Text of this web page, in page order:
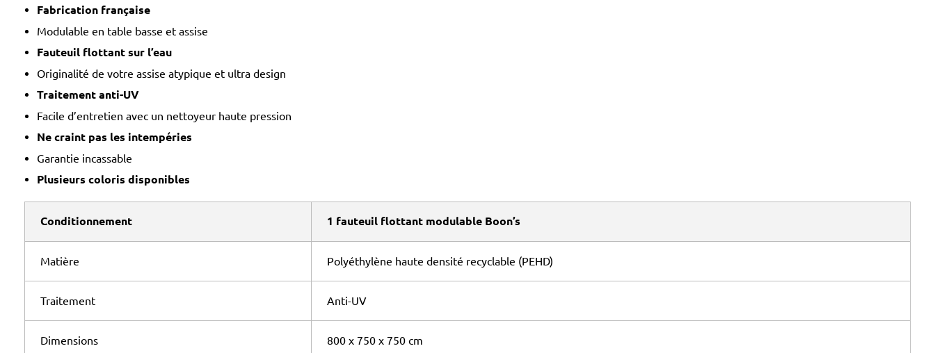
Fabrication française
Modulable en table basse et assise
Fauteuil flottant sur l’eau
Originalité de votre assise atypique et ultra design
Traitement anti-UV
Facile d’entretien avec un nettoyeur haute pression
Ne craint pas les intempéries
Garantie incassable
Plusieurs coloris disponibles
Conditionnement 1 fauteuil flottant modulable Boon’s
Matière Polyéthylène haute densité recyclable (PEHD)
Traitement Anti-UV
Dimensions 800 x 750 x 750 cm